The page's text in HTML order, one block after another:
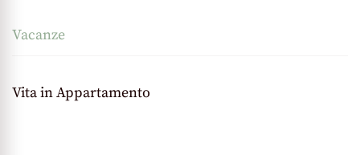
Vacanze
Vita in Appartamento